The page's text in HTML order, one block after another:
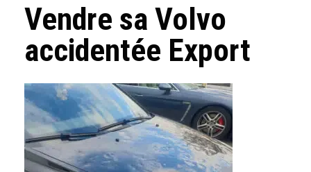
Vendre sa Volvo
accidentée Export